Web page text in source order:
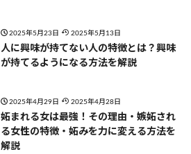
2025年5月23日 2025年5月13日
人に興味が持てない人の特徴とは？興味
が持てるようになる方法を解説
2025年4月29日 2025年4月28日
妬まれる女は最強！その理由・嫉妬され
る女性の特徴・妬みを力に変える方法を
解説